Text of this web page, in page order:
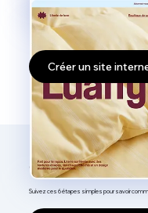
Comment créer un
Suivez ces 6 étapes simples pour savoir
Créer un site